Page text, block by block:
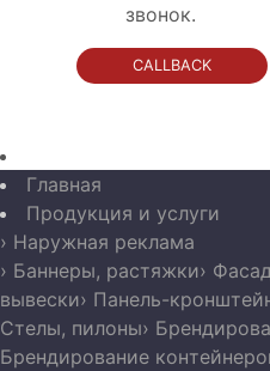
звонок.
CALLBACK
Главная
Продукция и услуги
› Наружная реклама
› Баннеры, растяжки›
вывески› Панель-
Стелы, пилоны›
Брендирование